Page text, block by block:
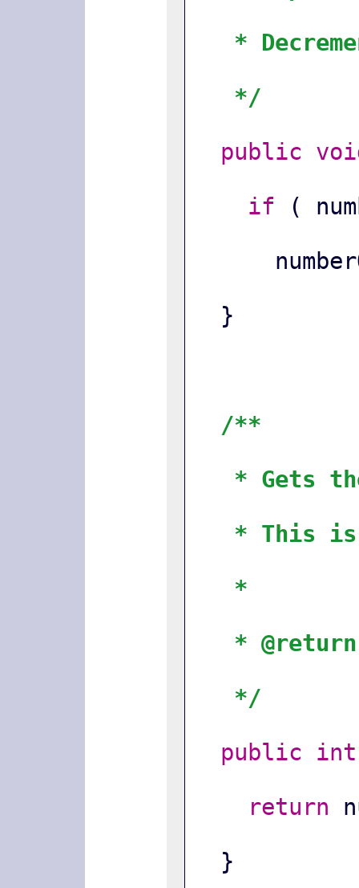
*
*/
public
if (
  }
/**
* Gets
* This is
*
*
*/
public
int
return
  }